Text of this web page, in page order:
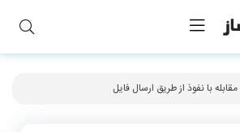
مقابله با نفوذ از طریق ارسال فایل